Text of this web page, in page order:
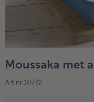
Moussaka met
Art.nr.10732